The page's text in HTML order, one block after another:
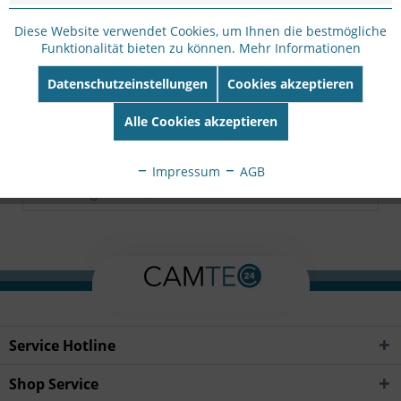
Hersteller Artikel-
Nr:
DS-1471ZJ-155(Black)
EAN:
6941264010760
Hik Black Aluminum alloy 155×150×565mm
Service Hotline
Shop Service
Diese Website verwendet Cookies, um Ihnen die bestmögliche
Funktionalität bieten zu können. Mehr Informationen
Datenschutzeinstellungen Cookies akzeptieren
Alle Cookies akzeptieren
Impressum AGB